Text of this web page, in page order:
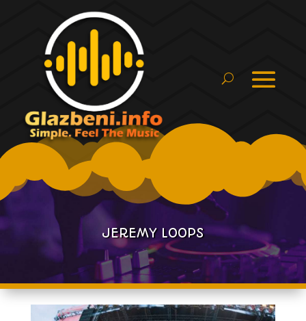
JEREMY LOOPS